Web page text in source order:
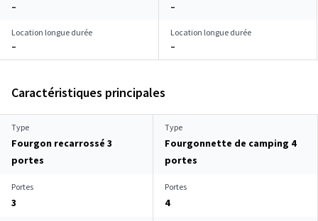
–
–
Location longue durée
–
Location longue durée
–
Caractéristiques principales
Type
Fourgon recarrossé 3
portes
Type
Fourgonnette de camping 4
portes
Portes
3
Portes
4